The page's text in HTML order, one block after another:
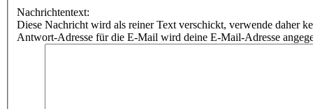
Nachrichtentext:
Diese Nachricht wird als reiner Text verschickt, verwende daher
Antwort-Adresse für die E-Mail wird deine E-Mail-Adresse